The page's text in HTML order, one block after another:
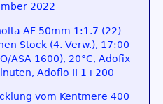
2022
AF 50mm 1:1.7 (22)
Stock (4. Verw.), 17:00
ASA 1600), 20°C, Adofix
Adoflo II 1+200
vom Kentmere 400